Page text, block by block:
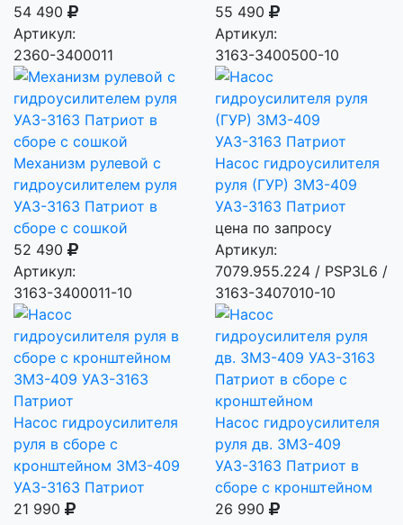
54 490
Артикул:
2360-3400011
55 490
Артикул:
3163-3400500-10
Механизм рулевой с
гидроусилителем руля
УАЗ-3163 Патриот в
сборе с сошкой
52 490
Артикул:
3163-3400011-10
Насос гидроусилителя
руля (ГУР) ЗМЗ-409
УАЗ-3163 Патриот
цена по запросу
Артикул:
7079.955.224 / PSP3L6 /
3163-3407010-10
Насос гидроусилителя
руля в сборе с
кронштейном ЗМЗ-409
УАЗ-3163 Патриот
21 990
Насос гидроусилителя
руля дв. ЗМЗ-409
УАЗ-3163 Патриот в
сборе с кронштейном
26 990